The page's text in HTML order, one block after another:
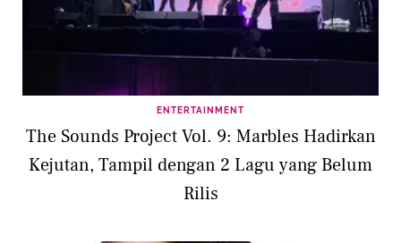
ENTERTAINMENT
The Sounds Project Vol. 9: Marbles Hadirkan
Kejutan, Tampil dengan 2 Lagu yang Belum
Rilis